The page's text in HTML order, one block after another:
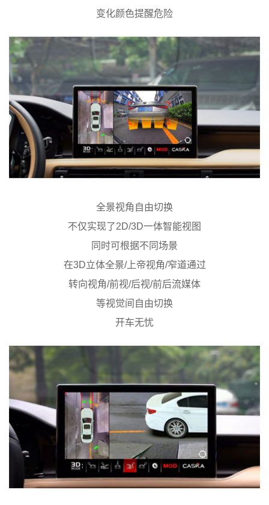
变化颜色提醒危险
全景视角自由切换
不仅实现了2D/3D一体智能视图
同时可根据不同场景
在3D立体全景/上帝视角/窄道通过
转向视角/前视/后视/前后流媒体
等视觉间自由切换
开车无忧